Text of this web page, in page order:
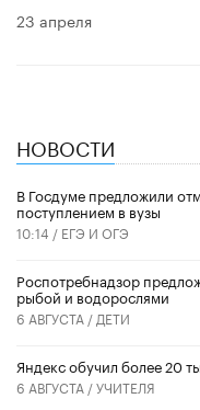
23 апреля
НОВОСТИ
В Госдуме предложили
поступлением в вузы
10:14 / ЕГЭ И ОГЭ
Роспотребнадзор
рыбой и водорослями
6 АВГУСТА / ДЕТИ
​Яндекс обучил более 20
6 АВГУСТА /УЧИТЕЛЯ